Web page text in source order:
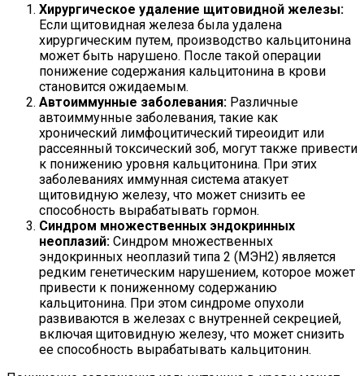
Хирургическое удаление щитовидной железы:
Если щитовидная железа была удалена
хирургическим путем, производство кальцитонина
может быть нарушено. После такой операции
понижение содержания кальцитонина в крови
становится ожидаемым.
Автоиммунные заболевания: Различные
автоиммунные заболевания, такие как
хронический лимфоцитический тиреоидит или
рассеянный токсический зоб, могут также привести
к понижению уровня кальцитонина. При этих
заболеваниях иммунная система атакует
щитовидную железу, что может снизить ее
способность вырабатывать гормон.
Синдром множественных эндокринных
неоплазий: Синдром множественных
эндокринных неоплазий типа 2 (МЭН2) является
редким генетическим нарушением, которое может
привести к пониженному содержанию
кальцитонина. При этом синдроме опухоли
развиваются в железах с внутренней секрецией,
включая щитовидную железу, что может снизить
ее способность вырабатывать кальцитонин.